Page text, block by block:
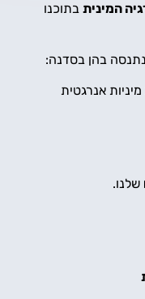
המינית בתוכנו
בהן בסדנה:
אנרגטית
שלנו.